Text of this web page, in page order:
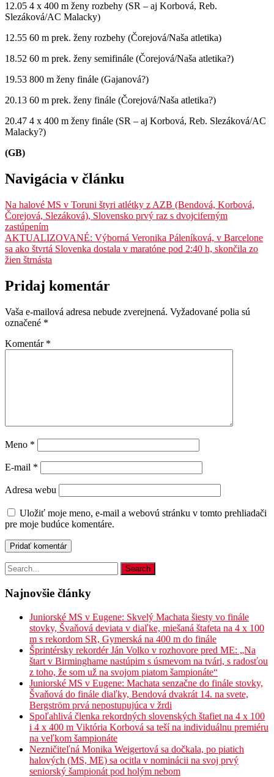
12.05 4 x 400 m ženy rozbehy (SR – aj Korbová, Reb.
Slezáková/AC Malacky)
12.55 60 m prek. ženy rozbehy (Čorejová/Naša atletika)
18.52 60 m prek. ženy semifinále (Čorejová/Naša atletika?)
19.53 800 m ženy finále (Gajanová?)
20.13 60 m prek. ženy finále (Čorejová/Naša atletika?)
20.47 4 x 400 m ženy finále (SR – aj Korbová, Reb. Slezáková/AC
Malacky?)
(GB)
Navigácia v článku
Na halové MS v Toruni štyri atlétky z AZB (Bendová, Korbová,
Čorejová, Slezáková), Slovensko prvý raz s dvojciferným
zastúpením
AKTUALIZOVANÉ: Výborná Veronika Páleníková, v Barcelone
sa ako štvrtá Slovenka dostala v maratóne pod 2:40 h, skončila zo
žien štrnásta
Pridaj komentár
Vaša e-mailová adresa nebude zverejnená. Vyžadované polia sú
označené *
Komentár *
Meno *
E-mail *
Adresa webu
Uložiť moje meno, e-mail a webovú stránku v tomto prehliadači
pre moje budúce komentáre.
Najnovšie články
Juniorské MS v Eugene: Skvelý Machata šiesty vo finále
stovky, Švaňová deviata v diaľke, miešaná štafeta na 4 x 100
m s rekordom SR, Gymerská na 400 m do finále
Šprintérsky rekordér Ján Volko v rozhovore pred ME: „Na
štart v Birminghame nastúpim s úsmevom na tvári, s radosťou
z toho, že som už na svojom piatom šampionáte“
Juniorské MS v Eugene: Machata senzačne do finále stovky,
Švaňová do finále diaľky, Bendová dvakrát 14. na svete,
Bergström prvá nepostupujúca v žrdi
Spoľahlivá členka rekordných slovenských štafiet na 4 x 100
i 4 x 400 m Viktória Korbová sa teší na individuálnu premiéru
na veľkom šampionáte
Nezničiteľná Monika Weigertová sa dočkala, po piatich
halových (MS, ME) sa ocitla v nominácii na svoj prvý
seniorský šampionát pod holým nebom